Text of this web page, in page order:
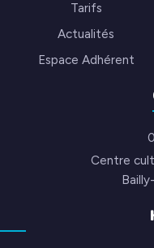
Tarifs
Actualités
Espace Adhérent
Centre